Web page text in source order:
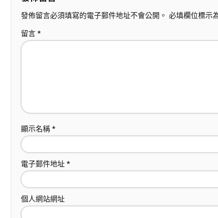
發佈留言必須填寫的電子郵件地址不會公開。 必填欄位標示
留言 *
顯示名稱 *
電子郵件地址 *
個人網站網址